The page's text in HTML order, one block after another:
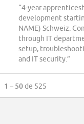
“4-year
development
NAME) Schweiz.
through IT
setup,
and IT security.”
1 – 50de 525